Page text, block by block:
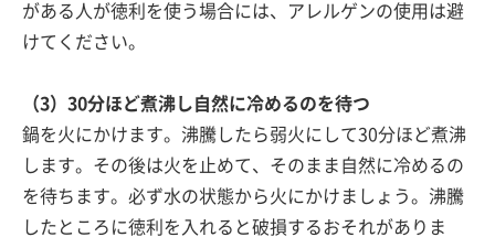
がある人が徳利を使う場合には、アレルゲンの使用は避
けてください。
（3）30分ほど煮沸し自然に冷めるのを待つ
鍋を火にかけます。沸騰したら弱火にして30分ほど煮沸
します。その後は火を止めて、そのまま自然に冷めるの
を待ちます。必ず水の状態から火にかけましょう。沸騰
したところに徳利を入れると破損するおそれがありま